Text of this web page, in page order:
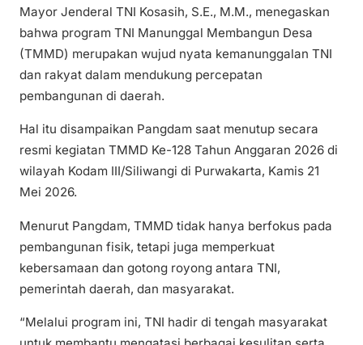
Mayor Jenderal TNI Kosasih, S.E., M.M., menegaskan
bahwa program TNI Manunggal Membangun Desa
(TMMD) merupakan wujud nyata kemanunggalan TNI
dan rakyat dalam mendukung percepatan
pembangunan di daerah.
Hal itu disampaikan Pangdam saat menutup secara
resmi kegiatan TMMD Ke-128 Tahun Anggaran 2026 di
wilayah Kodam III/Siliwangi di Purwakarta, Kamis 21
Mei 2026.
Menurut Pangdam, TMMD tidak hanya berfokus pada
pembangunan fisik, tetapi juga memperkuat
kebersamaan dan gotong royong antara TNI,
pemerintah daerah, dan masyarakat.
“Melalui program ini, TNI hadir di tengah masyarakat